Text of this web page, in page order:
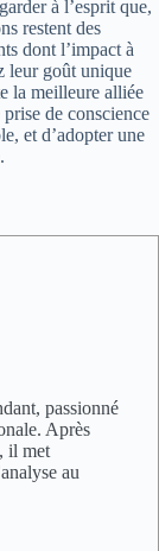
à l’esprit que,
restent des
dont l’impact à
leur goût unique
la meilleure alliée
de conscience
et d’adopter une
passionné
Après
il met
au